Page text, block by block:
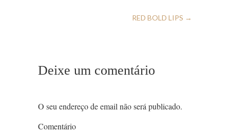
RED BOLD LIPS →
Deixe um comentário
O seu endereço de email não será publicado.
Comentário